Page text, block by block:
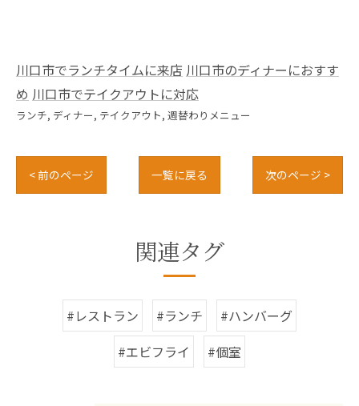
川口市でランチタイムに来店 川口市のディナーにおすす
め 川口市でテイクアウトに対応
ランチ ディナー テイクアウト 週替わりメニュー
< 前のページ 一覧に戻る 次のページ >
関連タグ
#レストラン #ランチ
#ハンバーグ
#エビフライ
#個室